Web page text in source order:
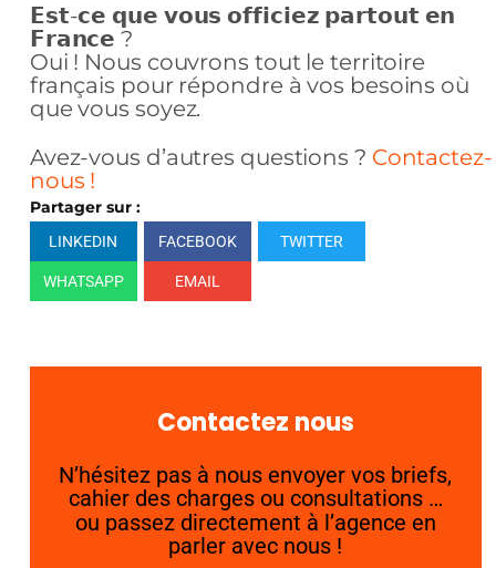
𝗘𝘀𝘁-𝗰𝗲 𝗾𝘂𝗲 𝘃𝗼𝘂𝘀 𝗼𝗳𝗳𝗶𝗰𝗶𝗲𝘇 𝗽𝗮𝗿𝘁𝗼𝘂𝘁 𝗲𝗻
𝗙𝗿𝗮𝗻𝗰𝗲 ?
Oui ! Nous couvrons tout le territoire
français pour répondre à vos besoins où
que vous soyez.
Avez-vous d’autres questions ? Contactez-
nous !
Partager sur :
LINKEDIN FACEBOOK TWITTER
WHATSAPP EMAIL
Contactez nous
N’hésitez pas à nous envoyer vos briefs,
cahier des charges ou consultations …
ou passez directement à l’agence en
parler avec nous !